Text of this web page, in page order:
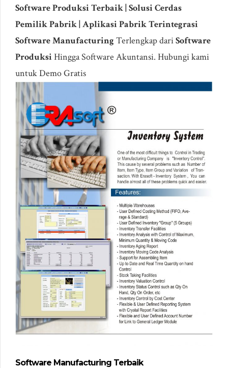
Software Produksi Terbaik | Solusi Cerdas
Pemilik Pabrik | Aplikasi Pabrik Terintegrasi
Software Manufacturing Terlengkap dariSoftware
Produksi Hingga Software Akuntansi. Hubungi kami
untuk Demo Gratis
Software Manufacturing Terbaik